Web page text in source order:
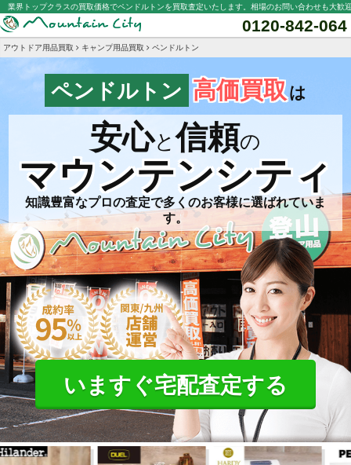
業界トップクラスの買取価格でペンドルトンを買取査定いたします。相場のお問い合わせも大歓
0120-842-064
アウトドア用品買取 キャンプ用品買取 ペンドルトン
ペンドルトン 高価買取は
安心と信頼の
マウンテンシティ
知識豊富なプロの査定で多くのお客様に選ばれていま
す。
いますぐ宅配査定する